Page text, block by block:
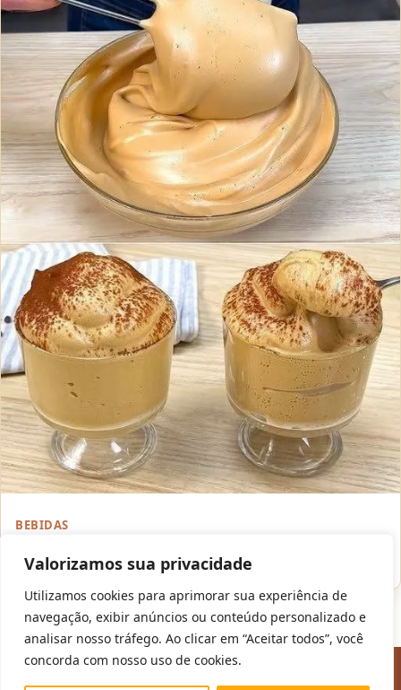
Valorizamos sua privacidade
Utilizamos cookies para aprimorar sua experiência de
navegação, exibir anúncios ou conteúdo personalizado e
analisar nosso tráfego. Ao clicar em “Aceitar todos”, você
concorda com nosso uso de cookies.
BEBIDAS
Ingredientes
© 2026Mister Minos | Receitas Fáceis com Gostinho de Casa